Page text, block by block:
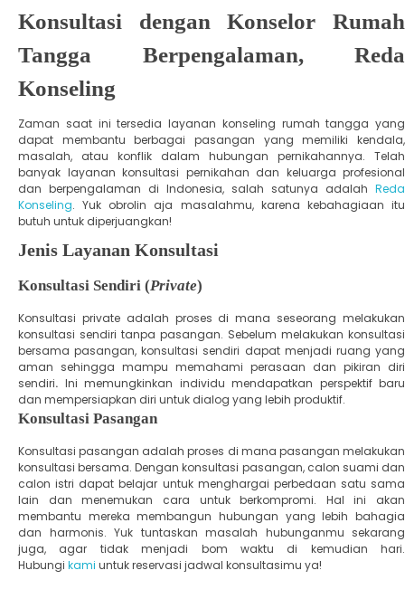
Konsultasi dengan Konselor Rumah
Tangga Berpengalaman, Reda
Konseling
Zaman saat ini tersedia layanan konseling rumah tangga yang
dapat membantu berbagai pasangan yang memiliki kendala,
masalah, atau konflik dalam hubungan pernikahannya. Telah
banyak layanan konsultasi pernikahan dan keluarga profesional
dan berpengalaman di Indonesia, salah satunya adalah Reda
Konseling. Yuk obrolin aja masalahmu, karena kebahagiaan itu
butuh untuk diperjuangkan!
Jenis Layanan Konsultasi
Konsultasi Sendiri (Private)
Konsultasi private adalah proses di mana seseorang melakukan
konsultasi sendiri tanpa pasangan. Sebelum melakukan konsultasi
bersama pasangan, konsultasi sendiri dapat menjadi ruang yang
aman sehingga mampu memahami perasaan dan pikiran diri
sendiri. Ini memungkinkan individu mendapatkan perspektif baru
dan mempersiapkan diri untuk dialog yang lebih produktif.
Konsultasi Pasangan
Konsultasi pasangan adalah proses di mana pasangan melakukan
konsultasi bersama. Dengan konsultasi pasangan, calon suami dan
calon istri dapat belajar untuk menghargai perbedaan satu sama
lain dan menemukan cara untuk berkompromi. Hal ini akan
membantu mereka membangun hubungan yang lebih bahagia
dan harmonis. Yuk tuntaskan masalah hubunganmu sekarang
juga, agar tidak menjadi bom waktu di kemudian hari.
Hubungi kami untuk reservasi jadwal konsultasimu ya!